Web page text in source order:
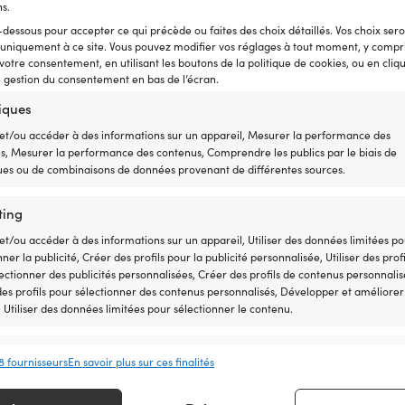
pour accepter ce qui précède ou faites des choix détaillés. Vos choix
à ce site. Vous pouvez modifier vos réglages à tout moment, y
consentement, en utilisant les boutons de la politique de cookies, ou en
gestion du consentement en bas de l’écran.
ou accéder à des informations sur un appareil, Mesurer la performance des
Mesurer la performance des contenus, Comprendre les publics par le biais de
ou de combinaisons de données provenant de différentes sources.
ou accéder à des informations sur un appareil, Utiliser des données limitées
la publicité, Créer des profils pour la publicité personnalisée, Utiliser des
des publicités personnalisées, Créer des profils de contenus
profils pour sélectionner des contenus personnalisés, Développer et
Utiliser des données limitées pour sélectionner le contenu.
Relier différents appareils, Identifier les appareils en fonction des
fournisseursEn savoir plus sur ces finalités
de prix est très simple : nous nous alignons sur tous
en toute tranquillité dès maintenant – si vous le
le prix après votre achat. Aucune condition
Suivez votre commande
À propos de Moory
Par téléphone 8h-20h (+46 8251546 – Anglais)